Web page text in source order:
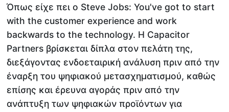
Όπως είχε πει ο Steve Jobs: You've got to start
with the customer experience and work
backwards to the technology. Η Capacitor
Partners βρίσκεται δίπλα στον πελάτη της,
διεξάγοντας ενδοεταιρική ανάλυση πριν από την
έναρξη του ψηφιακού μετασχηματισμού, καθώς
επίσης και έρευνα αγοράς πριν από την
ανάπτυξη των ψηφιακών προϊόντων για